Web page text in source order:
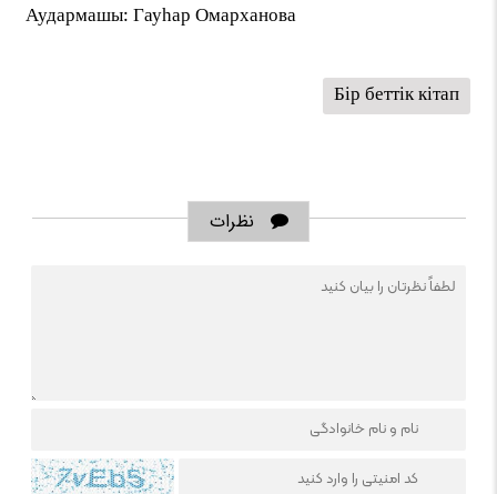
Аудармашы: Гауһар Омарханова
Бір беттік кітап
نظرات